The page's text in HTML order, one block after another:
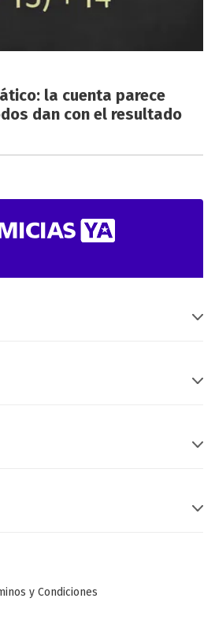
la cuenta parece
dan con el resultado
y Condiciones